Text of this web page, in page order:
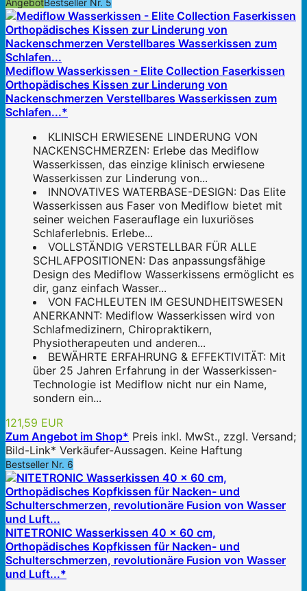
AngebotBestseller Nr. 5
Mediflow Wasserkissen - Elite Collection Faserkissen
Orthopädisches Kissen zur Linderung von
Nackenschmerzen Verstellbares Wasserkissen zum
Schlafen...*
KLINISCH ERWIESENE LINDERUNG VON
NACKENSCHMERZEN: Erlebe das Mediflow
Wasserkissen, das einzige klinisch erwiesene
Wasserkissen zur Linderung von...
INNOVATIVES WATERBASE-DESIGN: Das Elite
Wasserkissen aus Faser von Mediflow bietet mit
seiner weichen Faserauflage ein luxuriöses
Schlaferlebnis. Erlebe...
VOLLSTÄNDIG VERSTELLBAR FÜR ALLE
SCHLAFPOSITIONEN: Das anpassungsfähige
Design des Mediflow Wasserkissens ermöglicht es
dir, ganz einfach Wasser...
VON FACHLEUTEN IM GESUNDHEITSWESEN
ANERKANNT: Mediflow Wasserkissen wird von
Schlafmedizinern, Chiropraktikern,
Physiotherapeuten und anderen...
BEWÄHRTE ERFAHRUNG & EFFEKTIVITÄT: Mit
über 25 Jahren Erfahrung in der Wasserkissen-
Technologie ist Mediflow nicht nur ein Name,
sondern ein...
121,59 EUR
Zum Angebot im Shop* Preis inkl. MwSt., zzgl. Versand;
Bild-Link* Verkäufer-Aussagen. Keine Haftung
Bestseller Nr. 6
NITETRONIC Wasserkissen 40 x 60 cm,
Orthopädisches Kopfkissen für Nacken- und
Schulterschmerzen, revolutionäre Fusion von Wasser
und Luft...*